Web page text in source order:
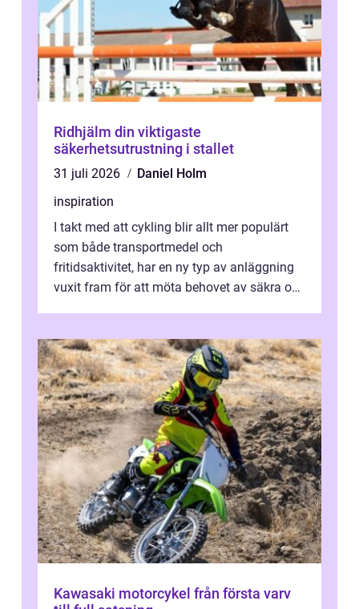
Ridhjälm din viktigaste
säkerhetsutrustning i stallet
31 juli 2026
Daniel Holm
inspiration
I takt med att cykling blir allt mer populärt
som både transportmedel och
fritidsaktivitet, har en ny typ av anläggning
vuxit fram för att möta behovet av säkra och
Kawasaki motorcykel från första varv